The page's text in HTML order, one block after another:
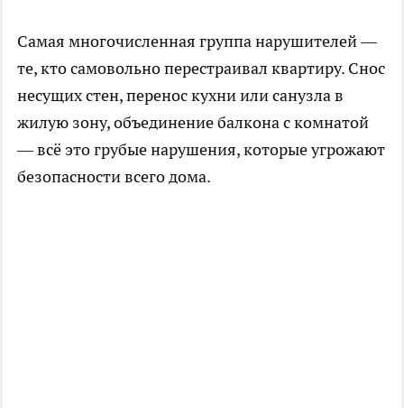
Самая многочисленная группа нарушителей —
те, кто самовольно перестраивал квартиру. Снос
несущих стен, перенос кухни или санузла в
жилую зону, объединение балкона с комнатой
— всё это грубые нарушения, которые угрожают
безопасности всего дома.